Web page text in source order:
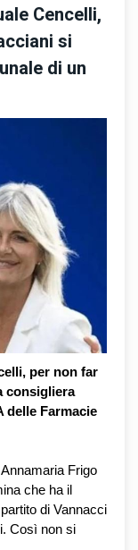
Cencelli,
si
di un
per non far
consigliera
delle Farmacie
Frigo
che ha il
di Vannacci
Così non si